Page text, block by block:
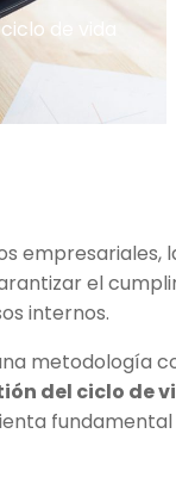
de vida
empresariales,
el
internos.
metodología
del ciclo de